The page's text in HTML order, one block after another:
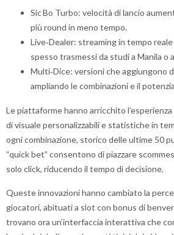
Sic Bo Turbo: velocità di lancio
più round in meno tempo.
Live‑Dealer: streaming in tempo
spesso trasmessi da studi a Manila o
Multi‑Dice: versioni che aggiungono
ampliando le combinazioni e il
Le piattaforme hanno arricchito
di visuale personalizzabili e statistiche in
ogni combinazione, storico delle ultime 50
“quick bet” consentono di piazzare
solo click, riducendo il tempo di decisione.
Queste innovazioni hanno cambiato la
giocatori, abituati a slot con bonus di
trovano ora un’interfaccia interattiva che